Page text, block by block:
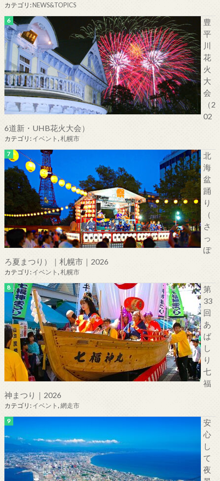
カテゴリ:NEWS&TOPICS
豊
平
川
花
火
大
会
（2
02
6道新・UHB花火大会）
カテゴリ:イベント,札幌市
北
海
盆
踊
り
（
さ
っ
ぽ
ろ夏まつり）｜札幌市｜2026
カテゴリ:イベント,札幌市
第
33
回
あ
ば
し
り
七
福
神まつり｜2026
カテゴリ:イベント,網走市
安
心
し
て
夜